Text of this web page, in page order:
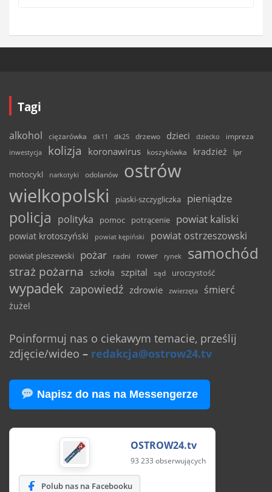
Tagi
alkohol ciężarówka dk11 dk25 drzewo dzieci dziecko
impreza
inwestycja
kolizja koronawirus koszykówka kradzież lpr
motocykl narkotyki odolanów
ostrów
wielkopolski
piaski-szczygliczka pieniądze
policja polityka pomoc potrącenie powiat kaliski
powiat krotoszyński powiat kępiński powiat ostrzeszowski
powiat pleszewski pożar radni rower rynek samochód
straż pożarna szkoła szpital sąd uroczystość
wypadek zapowiedź zdrowie zwierzęta śmierć
żużel
Poinformuj nas o ciekawym temacie, prześlij
zdjęcie/wideo – redakcja@ostrow24.tv
Napisz do nas na Messengerze
OSTROW24.tv
93 233 obserwujących
Polub nas na Facebooku